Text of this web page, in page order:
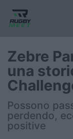
Nazionale
Nazionali
Rugby Sevens
Zebre
una
Possono
perdendo,
positive